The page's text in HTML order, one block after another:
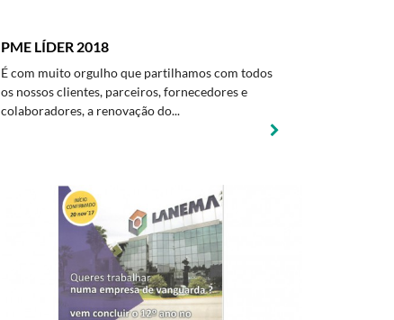
PME LÍDER 2018
É com muito orgulho que partilhamos com todos
os nossos clientes, parceiros, fornecedores e
colaboradores, a renovação do...